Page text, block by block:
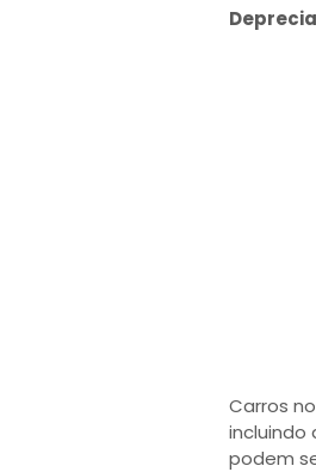
Carros
incluindo
podem